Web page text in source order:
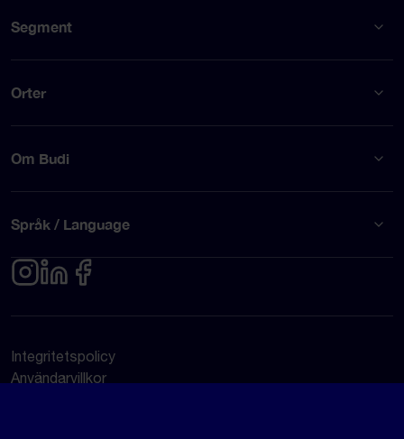
Segment
Orter
Om Budi
Språk / Language
Integritetspolicy
Användarvillkor